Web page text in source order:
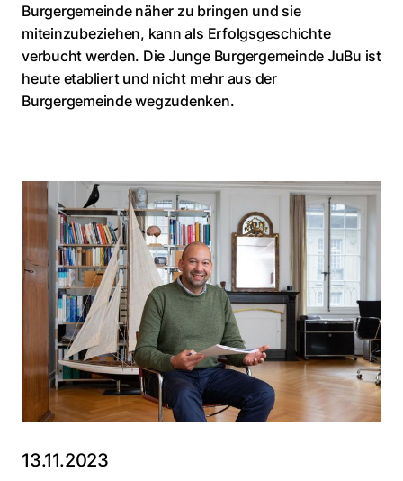
Burgergemeinde näher zu bringen und sie
miteinzubeziehen, kann als Erfolgsgeschichte
verbucht werden. Die Junge Burgergemeinde JuBu ist
heute etabliert und nicht mehr aus der
Burgergemeinde wegzudenken.
13.11.2023